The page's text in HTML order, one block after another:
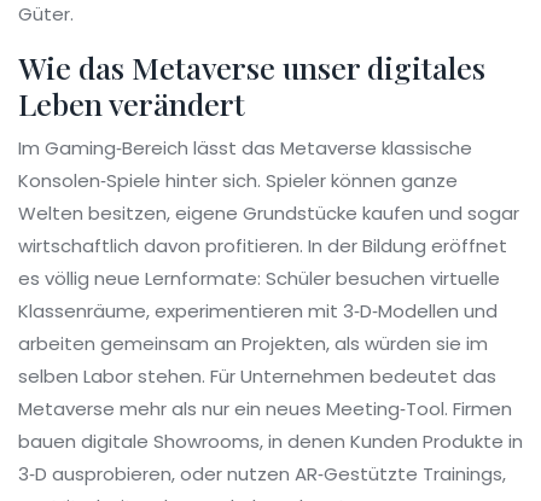
Güter.
Wie das Metaverse unser digitales
Leben verändert
Im Gaming‑Bereich lässt das Metaverse klassische
Konsolen‑Spiele hinter sich. Spieler können ganze
Welten besitzen, eigene Grundstücke kaufen und sogar
wirtschaftlich davon profitieren. In der Bildung eröffnet
es völlig neue Lernformate: Schüler besuchen virtuelle
Klassenräume, experimentieren mit 3‑D‑Modellen und
arbeiten gemeinsam an Projekten, als würden sie im
selben Labor stehen. Für Unternehmen bedeutet das
Metaverse mehr als nur ein neues Meeting‑Tool. Firmen
bauen digitale Showrooms, in denen Kunden Produkte in
3‑D ausprobieren, oder nutzen AR‑Gestützte Trainings,